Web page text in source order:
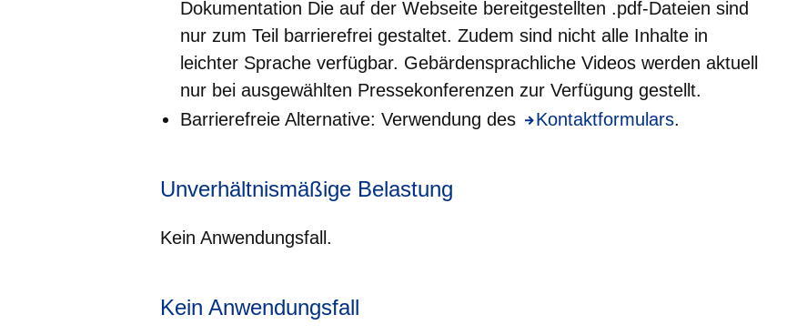
Dokumentation Die auf der Webseite bereitgestellten .pdf-Dateien sind
nur zum Teil barrierefrei gestaltet. Zudem sind nicht alle Inhalte in
leichter Sprache verfügbar. Gebärdensprachliche Videos werden aktuell
nur bei ausgewählten Pressekonferenzen zur Verfügung gestellt.
Barrierefreie Alternative: Verwendung des
Kontaktformulars
Öffnet sich in einem neuen Fenster
.
Unverhältnismäßige Belastung
Kein Anwendungsfall.
Kein Anwendungsfall